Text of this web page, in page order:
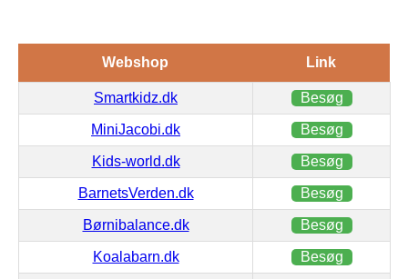
Webshop Link
Smartkidz.dk Besøg
MiniJacobi.dk Besøg
Kids-world.dk Besøg
BarnetsVerden.dk Besøg
Børnibalance.dk Besøg
Koalabarn.dk Besøg